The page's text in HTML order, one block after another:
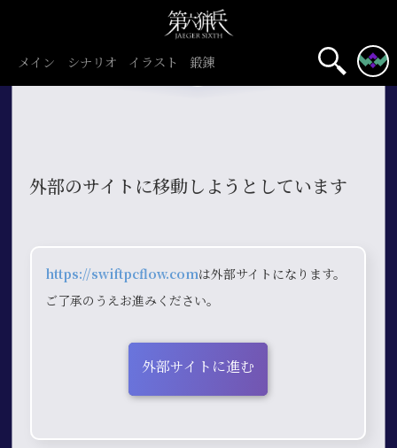
メイン シナリオ イラスト 鍛錬
外部のサイトに移動しようとしています
https://swiftpcflow.comは外部サイトになります。
ご了承のうえお進みください。
外部サイトに進む